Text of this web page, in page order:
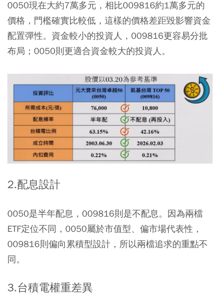
0050現在大約7萬多元，相比009816約1萬多元的
價格，門檻確實比較低，這樣的價格差距毀影響資金
配置彈性。資金較小的投資人，009816更容易分批
布局；0050則更適合資金較大的投資人。
2.配息設計
0050是半年配息，009816則是不配息。因為兩檔
ETF定位不同，0050屬於市值型、偏市場代表性，
009816則偏向累積型設計，所以兩檔追求的重點不
同。
3.台積電權重差異